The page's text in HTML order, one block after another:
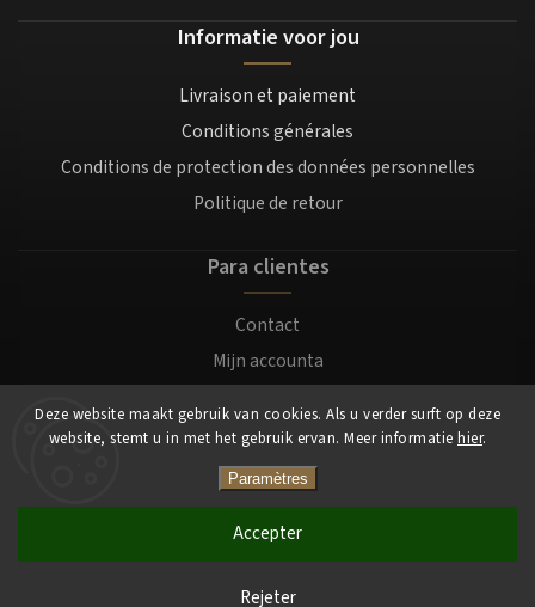
Deze website maakt gebruik van cookies. Als u verder surft op deze
website, stemt u in met het gebruik ervan. Meer informatie hier.
Paramètres
Rejeter
Accepter
Informatie voor jou
Livraison et paiement
Conditions générales
Conditions de protection des données personnelles
Politique de retour
Para clientes
Contact
Mijn accounta
Login
Mocafino.be